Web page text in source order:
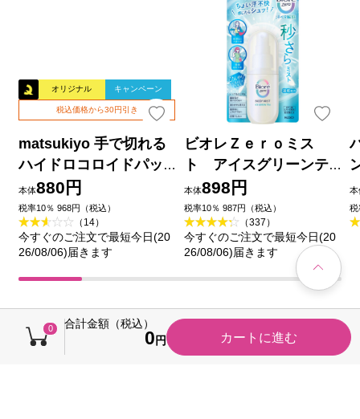
0 合計金額（税込）
0 円 カートに進む
オリジナル キャンペーン
税込価格から30円引き
matsukiyo 手で切れる
ハイドロコロイドパッ
ド ２５ｍｍ×３ｍ巻
本体880円
税率10％ 968円（税込）
（14）
今すぐのご注文で最短今日(20
26/08/06)届きます
ビオレＺｅｒｏミス
ト アイスグリーンテ
ィーの香り ６０ｍＬ 花
王
本体898円
税率10％ 987円（税込）
（337）
今すぐのご注文で最短今日(20
26/08/06)届きます
本
税
売れ筋ランキング